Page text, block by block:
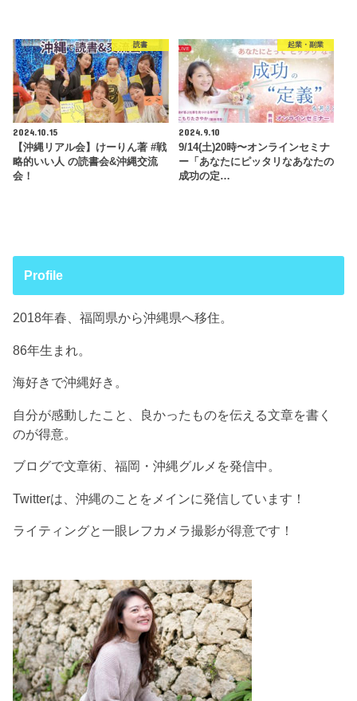
読書
2024.10.15
【沖縄リアル会】けーりん著 #戦
略的いい人 の読書会&沖縄交流
会！
起業・副業
2024.9.10
9/14(土)20時〜オンラインセミナ
ー「あなたにピッタリなあなたの
成功の定…
Profile
2018年春、福岡県から沖縄県へ移住。
86年生まれ。
海好きで沖縄好き。
自分が感動したこと、良かったものを伝える文章を書く
のが得意。
ブログで文章術、福岡・沖縄グルメを発信中。
Twitterは、沖縄のことをメインに発信しています！
ライティングと一眼レフカメラ撮影が得意です！